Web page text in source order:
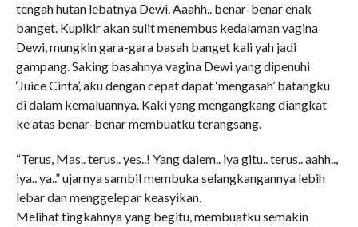
tengah hutan lebatnya Dewi. Aaahh.. benar-benar enak
banget. Kupikir akan sulit menembus kedalaman vagina
Dewi, mungkin gara-gara basah banget kali yah jadi
gampang. Saking basahnya vagina Dewi yang dipenuhi
‘Juice Cinta’, aku dengan cepat dapat ‘mengasah’ batangku
di dalam kemaluannya. Kaki yang mengangkang diangkat
ke atas benar-benar membuatku terangsang.
“Terus, Mas.. terus.. yes..! Yang dalem.. iya gitu.. terus.. aahh..,
iya.. ya..” ujarnya sambil membuka selangkangannya lebih
lebar dan menggelepar keasyikan.
Melihat tingkahnya yang begitu, membuatku semakin